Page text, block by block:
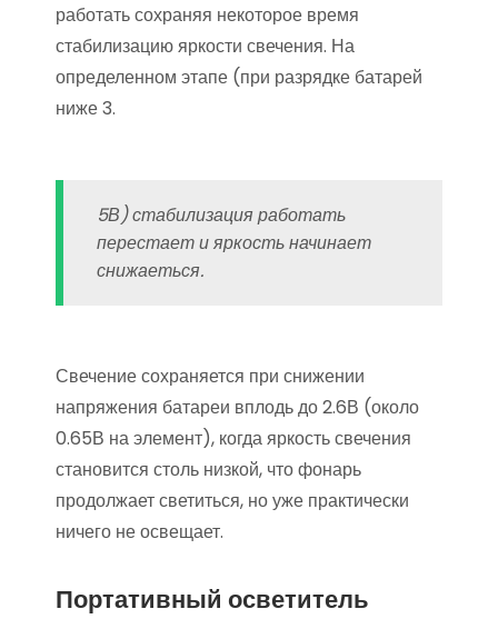
работать сохраняя некоторое время
стабилизацию яркости свечения. На
определенном этапе (при разрядке батарей
ниже 3.
5В) стабилизация работать
перестает и яркость начинает
снижаеться.
Свечение сохраняется при снижении
напряжения батареи вплодь до 2.6В (около
0.65В на элемент), когда яркость свечения
становится столь низкой, что фонарь
продолжает светиться, но уже практически
ничего не освещает.
Портативный осветитель